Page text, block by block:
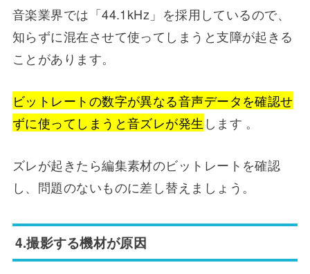
音楽業界では「44.1kHz」を採用しているので、
知らずに混在させて使ってしまうと支障が起きる
ことがあります。
ビットレートの数字が異なる音声データを確認せ
ずに使ってしまうと音ズレが発生 します 。
ズレが起きたら編集素材のビットレートを確認
し、問題のないものに差し替えましょう。
4.撮影する機材が原因